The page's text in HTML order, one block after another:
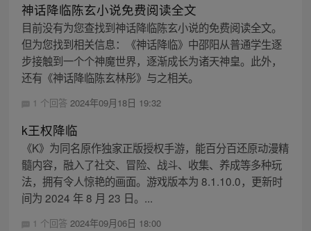
神话降临陈玄小说免费阅读全文
目前没有为您查找到神话降临陈玄小说的免费阅读全文。
但为您找到相关信息：《神话降临》中邵阳从普通学生逐
步接触到一个个神魔世界，逐渐成长为诸天神皇。此外，
还有《神话降临陈玄林彤》与之相关。
1 个回答 2024年09月18日 19:32
k王权降临
《K》为同名原作独家正版授权手游，能百分百还原动漫精
髓内容，融入了社交、冒险、战斗、收集、养成等多种玩
法，拥有令人惊艳的画面。游戏版本为 8.1.10.0，更新时
间为 2024 年 8 月 23 日。...
1 个回答 2024年09月06日 18:00